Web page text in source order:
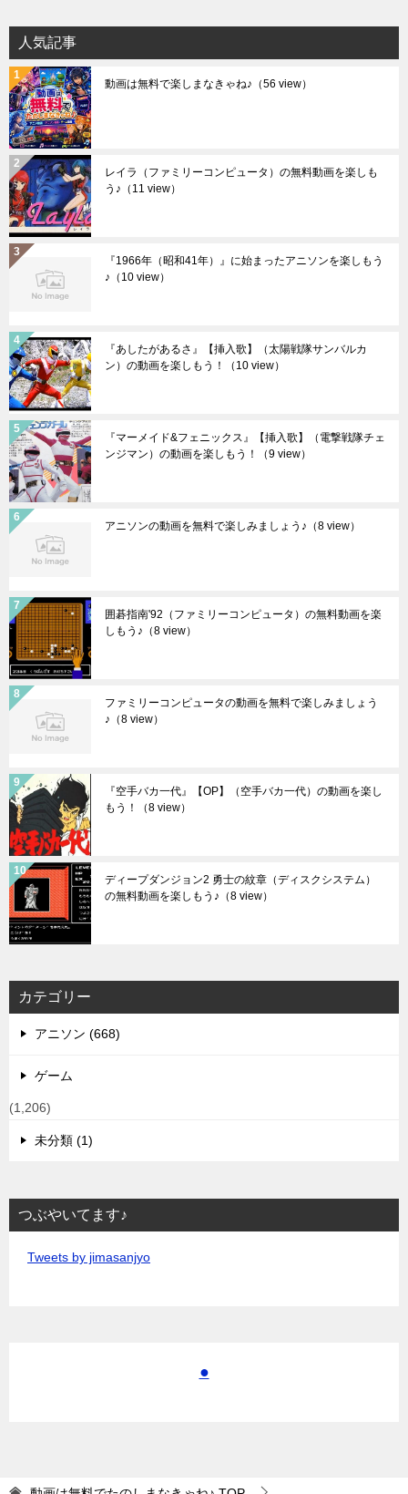
人気記事
動画は無料で楽しまなきゃね♪ （56 view）
レイラ（ファミリーコンピュータ）の無料動画を楽しも
う♪ （11 view）
『1966年（昭和41年）』に始まったアニソンを楽しもう
♪ （10 view）
『あしたがあるさ』【挿入歌】（太陽戦隊サンバルカ
ン）の動画を楽しもう！
（10 view）
『マーメイド&フェニックス』【挿入歌】（電撃戦隊チェ
ンジマン）の動画を楽しもう！
（9 view）
アニソンの動画を無料で楽しみましょう♪ （8 view）
囲碁指南'92（ファミリーコンピュータ）の無料動画を楽
しもう♪ （8 view）
ファミリーコンピュータの動画を無料で楽しみましょう
♪ （8 view）
『空手バカ一代』【OP】（空手バカ一代）の動画を楽し
もう！
（8 view）
ディープダンジョン2 勇士の紋章（ディスクシステム）
の無料動画を楽しもう♪ （8 view）
カテゴリー
アニソン (668)
ゲーム
(1,206)
未分類 (1)
つぶやいてます♪
Tweets by jimasanjyo
●